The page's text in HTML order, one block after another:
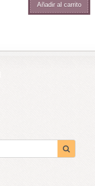
Añadir al carrito